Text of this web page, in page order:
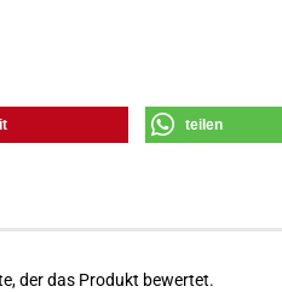
teilen
der das Produkt bewertet.